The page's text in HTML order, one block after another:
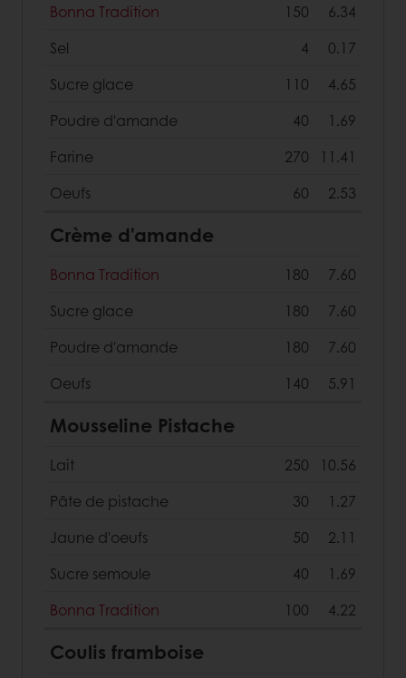
Bonna Tradition 150
6.34
Sel
4
0.17
Sucre glace
110
4.65
Poudre d'amande
40
1.69
Farine
270
11.41
Oeufs
60 2.53
Crème d'amande
Bonna Tradition 180
7.60
Sucre glace
180
7.60
Poudre d'amande
180
7.60
Oeufs
140 5.91
Mousseline Pistache
Lait 250
10.56
Pâte de pistache
30
1.27
Jaune d'oeufs
50
2.11
Sucre semoule
40
1.69
Bonna Tradition
100 4.22
Coulis framboise